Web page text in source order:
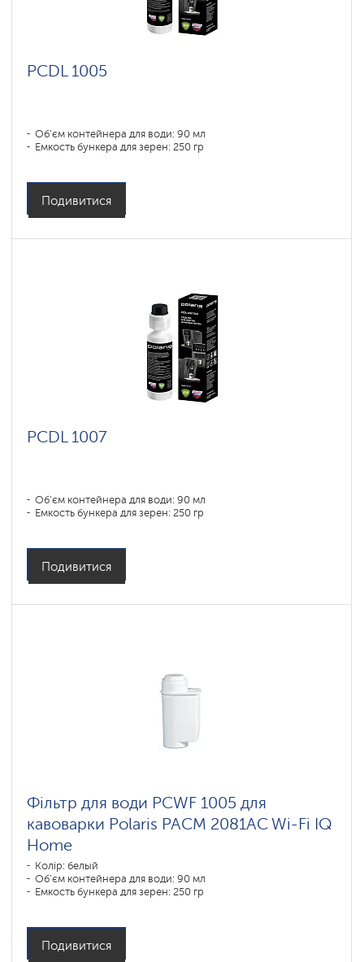
PCDL 1005
Об'єм контейнера для води: 90 мл
Емкость бункера для зерен: 250 гр
Подивитися
PCDL 1007
Об'єм контейнера для води: 90 мл
Емкость бункера для зерен: 250 гр
Подивитися
Фільтр для води PCWF 1005 для
кавоварки Polaris PACM 2081AC Wi-Fi IQ
Home
Колір: белый
Об'єм контейнера для води: 90 мл
Емкость бункера для зерен: 250 гр
Подивитися